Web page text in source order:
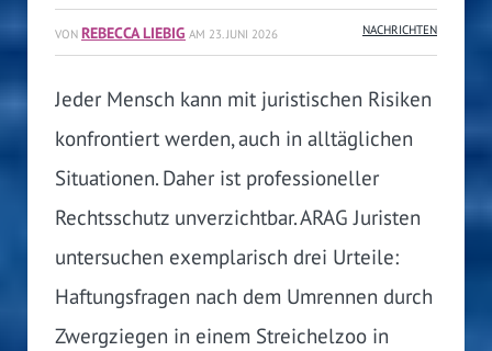
VON REBECCA LIEBIG AM 23. JUNI 2026 NACHRICHTEN
Jeder Mensch kann mit juristischen Risiken
konfrontiert werden, auch in alltäglichen
Situationen. Daher ist professioneller
Rechtsschutz unverzichtbar. ARAG Juristen
untersuchen exemplarisch drei Urteile:
Haftungsfragen nach dem Umrennen durch
Zwergziegen in einem Streichelzoo in